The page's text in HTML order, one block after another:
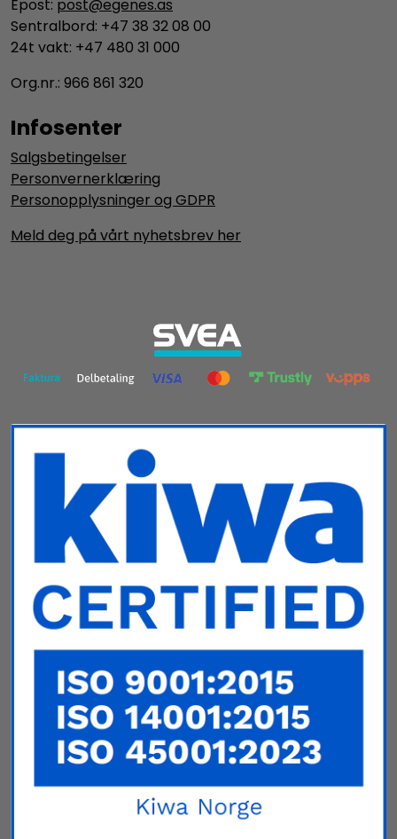
Epost: post@egenes.as
Sentralbord: +47 38 32 08 00
24t vakt: +47 480 31 000
Org.nr.: 966 861 320
Infosenter
Salgsbetingelser
Personvernerklæring
Personopplysninger og GDPR
Meld deg på vårt nyhetsbrev her